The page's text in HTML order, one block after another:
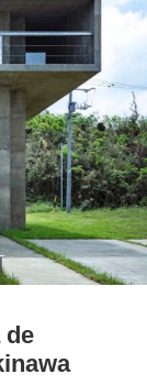
de